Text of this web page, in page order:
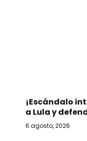
¡Escándalo
a Lula y
6 agosto, 2026